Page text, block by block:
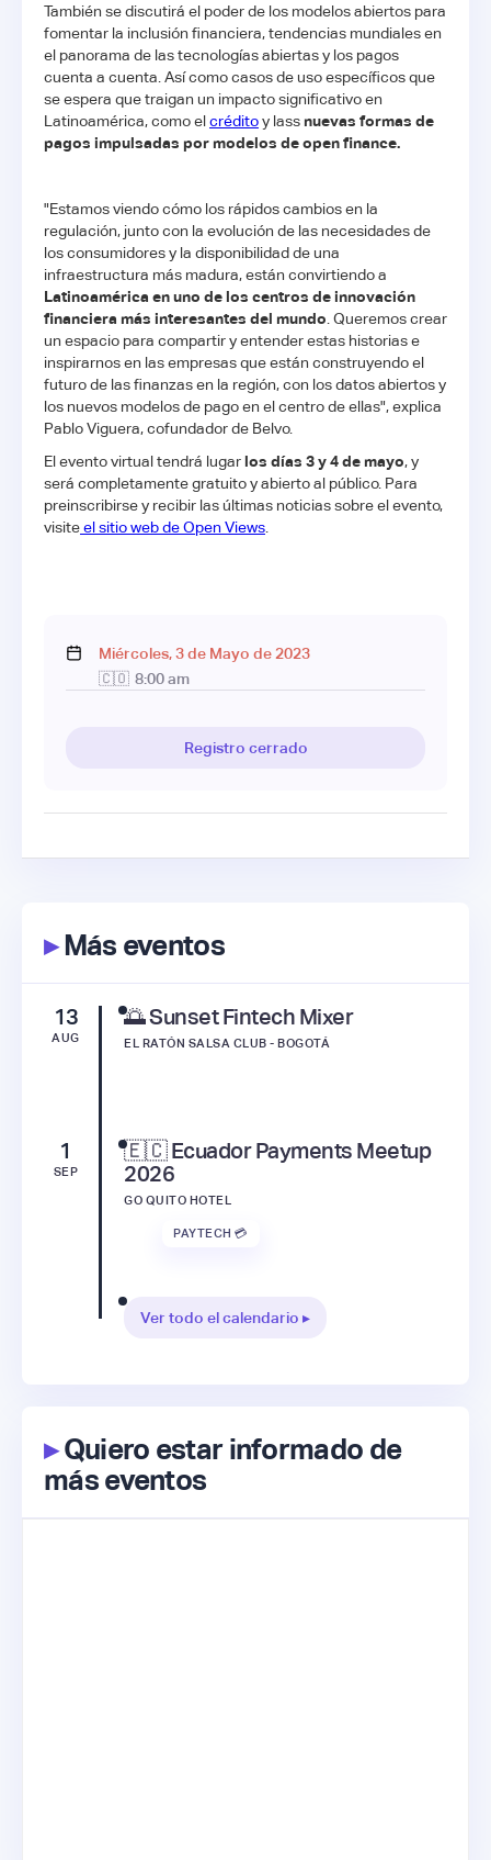
También se discutirá el poder de los modelos abiertos para
fomentar la inclusión financiera, tendencias mundiales en
el panorama de las tecnologías abiertas y los pagos
cuenta a cuenta. Así como casos de uso específicos que
se espera que traigan un impacto significativo en
Latinoamérica, como elcréditoy lassnuevas formas de
pagos impulsadas por modelos de open finance.
"Estamos viendo cómo los rápidos cambios en la
regulación, junto con la evolución de las necesidades de
los consumidores y la disponibilidad de una
infraestructura más madura, están convirtiendo a
Latinoamérica en uno de los centros de innovación
financiera más interesantes del mundo . Queremos crear
un espacio para compartir y entender estas historias e
inspirarnos en las empresas que están construyendo el
futuro de las finanzas en la región, con los datos abiertos y
los nuevos modelos de pago en el centro de ellas", explica
Pablo Viguera, cofundador de Belvo.
El evento virtual tendrá lugarlos días 3 y 4 de mayo, y
será completamente gratuito y abierto al público. Para
preinscribirse y recibir las últimas noticias sobre el evento,
visiteel sitio web de Open Views
Miércoles,3de Mayo de 2023
🇨🇴 8:00 am
Registro cerrado
▸Más eventos
13
AUG
🌅 Sunset Fintech Mixer
EL RATÓN SALSA CLUB - BOGOTÁ
1
SEP
🇪🇨 Ecuador Payments Meetup
2026
GO QUITO HOTEL
PAYTECH 💳
Ver todo el calendario ▸
▸Quiero estar informado de
más eventos